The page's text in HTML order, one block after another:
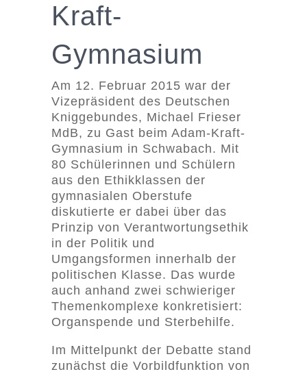
Kraft-
Gymnasium
Am 12. Februar 2015 war der
Vizepräsident des Deutschen
Kniggebundes, Michael Frieser
MdB, zu Gast beim Adam-Kraft-
Gymnasium in Schwabach. Mit
80 Schülerinnen und Schülern
aus den Ethikklassen der
gymnasialen Oberstufe
diskutierte er dabei über das
Prinzip von Verantwortungsethik
in der Politik und
Umgangsformen innerhalb der
politischen Klasse. Das wurde
auch anhand zwei schwieriger
Themenkomplexe konkretisiert:
Organspende und Sterbehilfe.
Im Mittelpunkt der Debatte stand
zunächst die Vorbildfunktion von